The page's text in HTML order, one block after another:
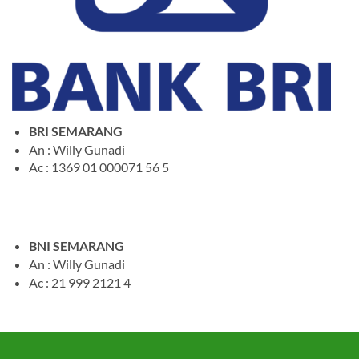
BRI SEMARANG
An : Willy Gunadi
Ac : 1369 01 000071 56 5
BNI SEMARANG
An : Willy Gunadi
Ac : 21 999 2121 4